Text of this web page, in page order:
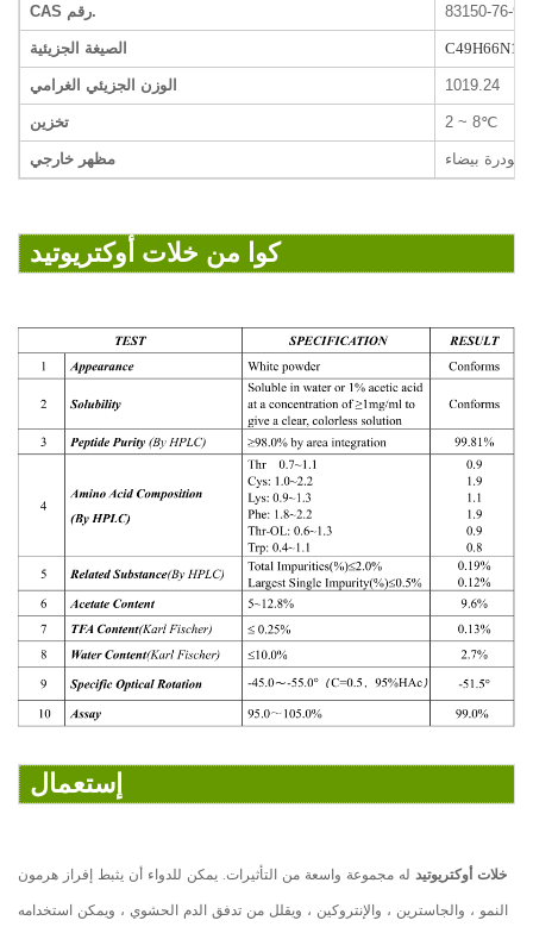
CAS رقم. 83150-76-9
الصيغة الجزيئية
الوزن الجزيئي الغرامي 1019.24
تخزين 2 ~ 8℃
مظهر خارجي بودرة بيضاء
كوا من خلات أوكتريوتيد
إستعمال
خلات أوكتريوتيد له مجموعة واسعة من التأثيرات. يمكن للدواء أن يثبط إفراز هرمون
النمو ، والجاسترين ، والإنتروكين ، ويقلل من تدفق الدم الحشوي ، ويمكن استخدامه